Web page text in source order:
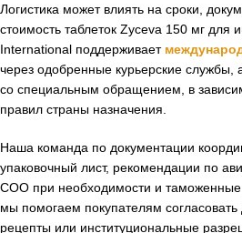
Логистика может влиять на сроки,
стоимость таблеток Zyceva 150 мг для
International поддерживает
через одобренные курьерские службы,
со специальным обращением, в
правил страны назначения.
Наша команда по документации
упаковочный лист, рекомендации по
COO при необходимости и
мы помогаем покупателям согласовать
рецепты или институциональные